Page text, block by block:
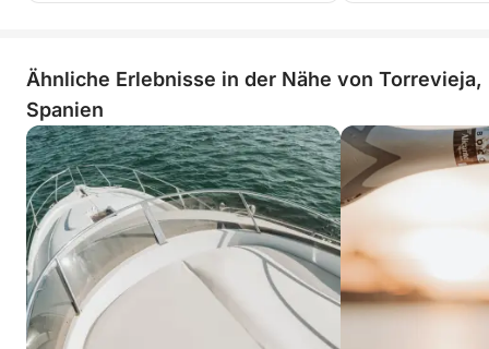
Ähnliche Erlebnisse in der Nähe von Torrevieja,
Spanien